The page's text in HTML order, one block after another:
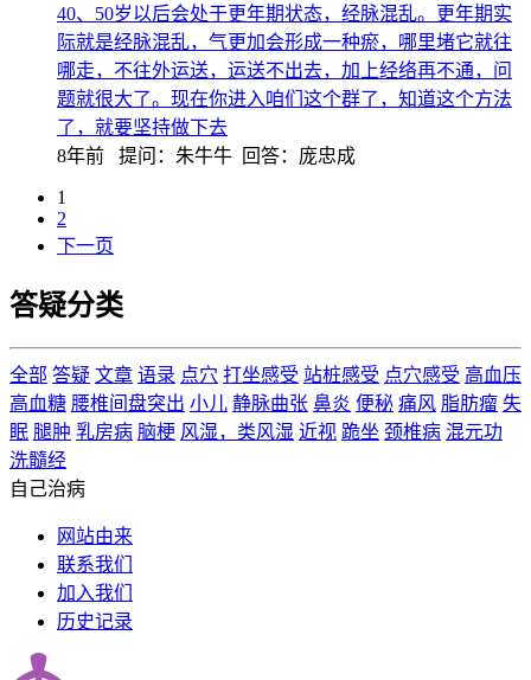
40、50岁以后会处于更年期状态，经脉混乱。更年期实
际就是经脉混乱，气更加会形成一种瘀，哪里堵它就往
哪走，不往外运送，运送不出去，加上经络再不通，问
题就很大了。现在你进入咱们这个群了，知道这个方法
了，就要坚持做下去
8年前 提问：朱牛牛 回答：庞忠成
1
2
下一页
答疑分类
全部 答疑 文章 语录 点穴 打坐感受 站桩感受 点穴感受 高血压
高血糖 腰椎间盘突出 小儿 静脉曲张 鼻炎 便秘 痛风 脂肪瘤 失
眠 腿肿 乳房病 脑梗 风湿，类风湿 近视 跪坐 颈椎病 混元功
洗髓经
自己治病
网站由来
联系我们
加入我们
历史记录